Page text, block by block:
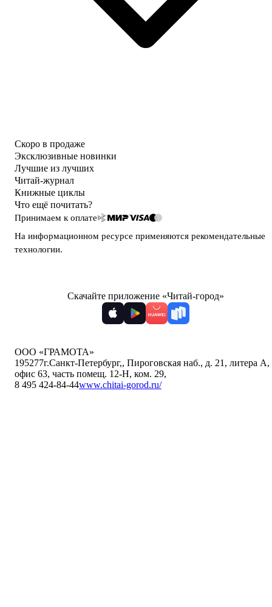
Скоро в продаже
Эксклюзивные новинки
Лучшие из лучших
Читай-журнал
Книжные циклы
Что ещё почитать?
Принимаем к оплате
На информационном ресурсе применяются рекомендательные
технологии.
Скачайте приложение «Читай-город»
ООО «ГРАМОТА»
195277г.Санкт-Петербург,, Пироговская наб., д. 21, литера А,
офис 63, часть помещ. 12-Н, ком. 29,
8 495 424-84-44www.chitai-gorod.ru/